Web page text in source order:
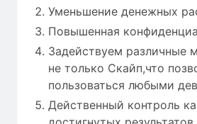
Уменьшение денежных
Повышенная
Задействуем различные
не только Скайп,что
пользоваться любыми
Действенный контроль